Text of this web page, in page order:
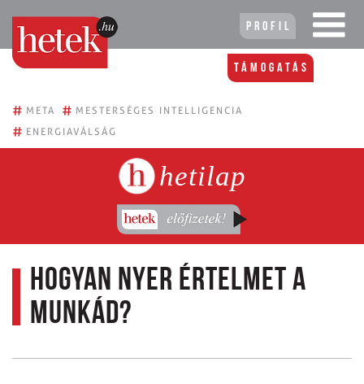
Profil
Támogatás
# META # MESTERSÉGES INTELLIGENCIA
# ENERGIAVÁLSÁG
hetilap
Hogyan nyer értelmet a
munkád?